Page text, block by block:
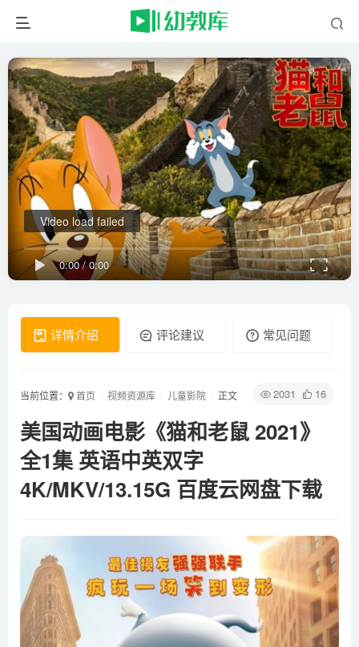
0:00/0:00
Video load failed
详情介绍 评论建议 常见问题
2031 16
当前位置： 首页 视频资源库 儿童影院 正文
美国动画电影《猫和老鼠 2021》
全1集 英语中英双字
4K/MKV/13.15G 百度云网盘下载